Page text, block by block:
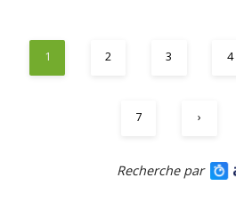
1 2 3 4
7 ›
Recherche par